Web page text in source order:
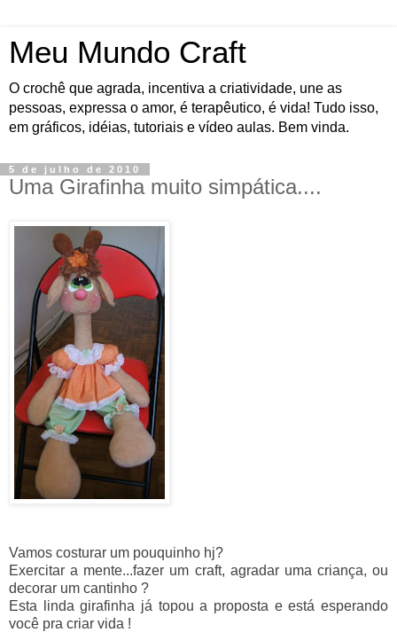
Meu Mundo Craft
O crochê que agrada, incentiva a criatividade, une as
pessoas, expressa o amor, é terapêutico, é vida! Tudo isso,
em gráficos, idéias, tutoriais e vídeo aulas. Bem vinda.
5 de julho de 2010
Uma Girafinha muito simpática....
Vamos costurar um pouquinho hj?
Exercitar a mente...fazer um craft, agradar uma criança, ou
decorar um cantinho ?
Esta linda girafinha já topou a proposta e está esperando
você pra criar vida !